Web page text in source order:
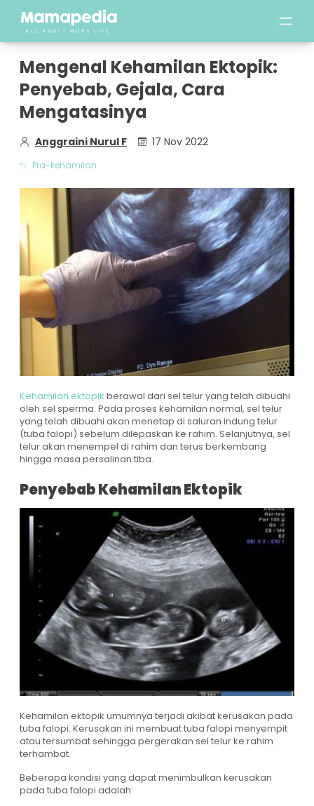
Mengenal Kehamilan Ektopik:
Penyebab, Gejala, Cara
Mengatasinya
Anggraini Nurul F 17 Nov 2022
Pra-kehamilan
Kehamilan ektopik berawal dari sel telur yang telah dibuahi
oleh sel sperma. Pada proses kehamilan normal, sel telur
yang telah dibuahi akan menetap di saluran indung telur
(tuba falopi) sebelum dilepaskan ke rahim. Selanjutnya, sel
telur akan menempel di rahim dan terus berkembang
hingga masa persalinan tiba.
Penyebab Kehamilan Ektopik
Kehamilan ektopik umumnya terjadi akibat kerusakan pada
tuba falopi. Kerusakan ini membuat tuba falopi menyempit
atau tersumbat sehingga pergerakan sel telur ke rahim
terhambat.
Beberapa kondisi yang dapat menimbulkan kerusakan
pada tuba falopi adalah: